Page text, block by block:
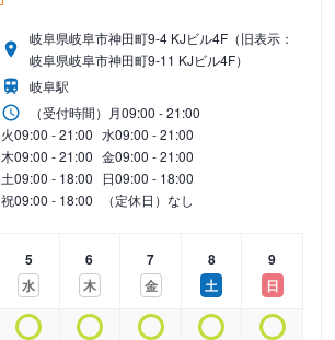
岐阜県岐阜市神田町9-4 KJビル4F（旧表示：
岐阜県岐阜市神田町9-11 KJビル4F）
岐阜駅
（受付時間） 月09:00 - 21:00
火09:00 - 21:00 水09:00 - 21:00
木09:00 - 21:00 金09:00 - 21:00
土09:00 - 18:00 日09:00 - 18:00
祝09:00 - 18:00 （定休日）なし
5
水
6
木
7
金
8
土
9
日